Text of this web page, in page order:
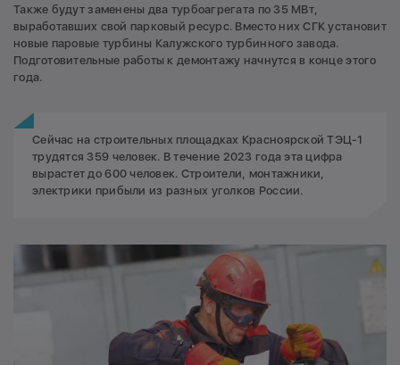
Также будут заменены два турбоагрегата по 35 МВт,
выработавших свой парковый ресурс. Вместо них СГК установит
новые паровые турбины Калужского турбинного завода.
Подготовительные работы к демонтажу начнутся в конце этого
года.
Сейчас на строительных площадках Красноярской ТЭЦ-1
трудятся 359 человек. В течение 2023 года эта цифра
вырастет до 600 человек. Строители, монтажники,
электрики прибыли из разных уголков России.